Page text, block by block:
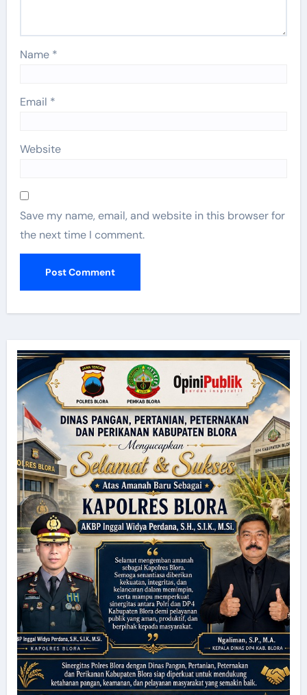
Name *
Email *
Website
Save my name, email, and website in this browser for
the next time I comment.